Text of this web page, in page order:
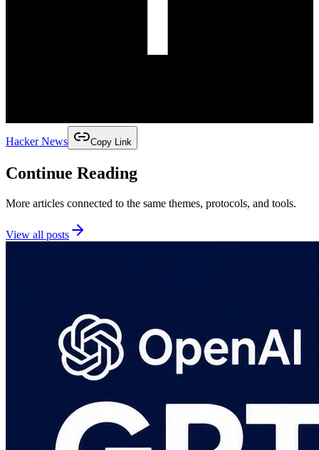
Hacker News Copy Link
Continue Reading
More articles connected to the same themes, protocols, and tools.
View all posts